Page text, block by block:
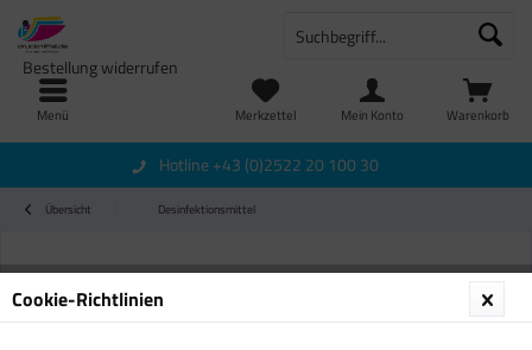
Menü Warenkorb
Merkzettel
Bestellung widerrufen
Mein Konto
Hotline +43 (0)2522 20 100 30
Übersicht Desinfektionsmittel
Cookie-Richtlinien